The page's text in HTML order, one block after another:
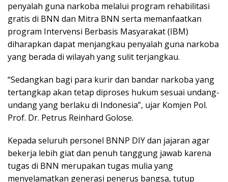
penyalah guna narkoba melalui program rehabilitasi
gratis di BNN dan Mitra BNN serta memanfaatkan
program Intervensi Berbasis Masyarakat (IBM)
diharapkan dapat menjangkau penyalah guna narkoba
yang berada di wilayah yang sulit terjangkau.
“Sedangkan bagi para kurir dan bandar narkoba yang
tertangkap akan tetap diproses hukum sesuai undang-
undang yang berlaku di Indonesia”, ujar Komjen Pol.
Prof. Dr. Petrus Reinhard Golose.
Kepada seluruh personel BNNP DIY dan jajaran agar
bekerja lebih giat dan penuh tanggung jawab karena
tugas di BNN merupakan tugas mulia yang
menyelamatkan generasi penerus bangsa, tutup